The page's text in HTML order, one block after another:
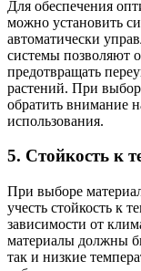
Для обеспечения
можно установить
автоматически
системы позволяют
предотвращать
растений. При
обратить внимание
использования.
5. Стойкость к
При выборе
учесть стойкость к
зависимости от
материалы должны
так и низкие